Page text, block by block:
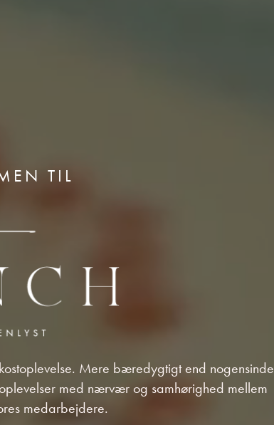
TIL
Mere bæredygtigt end nogensinde
med nærvær og samhørighed mellem
medarbejdere.